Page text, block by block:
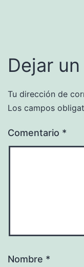
Dejar
Tu dirección de
Los campos
Comentario *
Nombre *